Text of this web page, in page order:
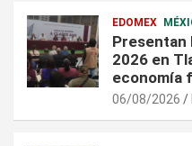
EDOMEX
Presentan
2026 en
economía
06/08/2026